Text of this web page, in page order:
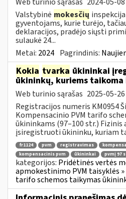
Valstybinė mokesčių
gyventojams, kurie turėjo,
deklaracijos, pradėjo siųsti
sulaukė 24...
Metai: 2024 Pagrindinis:
Kokia tvarka ūkininkai
ūkininkų, kuriems taikoma
Web turinio sąrašas 2025-05-26
Registracijos numeris KM0954
Kompensacinio PVM tarifo
ūkininkams (97–100 str.)
įsiregistruoti ūkininku, kuriam
fr1124 pvm registravimas
kompensacinis pvm
ūkininkai pvmį 97
kategorijos: Pridėtinės vertės
apmokestinimo PVM taisyklės
tarifo schemos taikymas